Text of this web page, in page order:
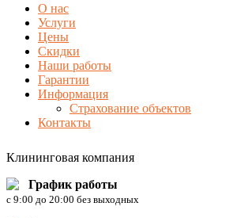
О нас
Услуги
Цены
Скидки
Наши работы
Гарантии
Информация
Страхование объектов
Контакты
Клининговая компания
График работы
c 9:00 до 20:00 без выходных